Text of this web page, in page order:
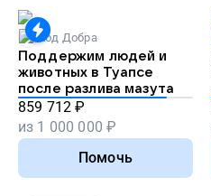
Код Добра
Поддержим людей и
животных в Туапсе
после разлива мазута
859 712 ₽
из 1 000 000 ₽
Помочь